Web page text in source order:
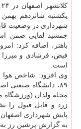
شهرداری در وضعیت
جمشید لقایی ضمن
باهنر، اضافه کرد:
است.
زرد و قابل قبول را
پایش شهرداری اصفهان - ۱۶
به گزارش پرشین رز به